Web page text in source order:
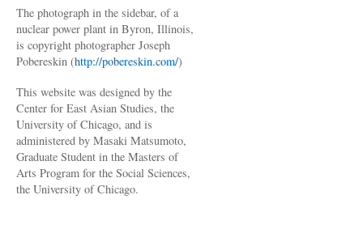
The photograph in the sidebar, of a
nuclear power plant in Byron, Illinois,
is copyright photographer Joseph
Pobereskin (http://pobereskin.com/)
This website was designed by the
Center for East Asian Studies, the
University of Chicago, and is
administered by Masaki Matsumoto,
Graduate Student in the Masters of
Arts Program for the Social Sciences,
the University of Chicago.